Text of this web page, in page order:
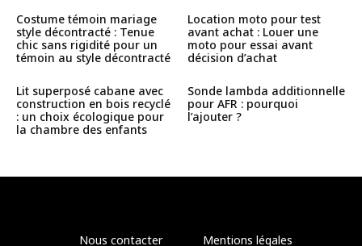
Costume témoin mariage
style décontracté : Tenue
chic sans rigidité pour un
témoin au style décontracté
Location moto pour test
avant achat : Louer une
moto pour essai avant
décision d’achat
Lit superposé cabane avec
construction en bois recyclé
: un choix écologique pour
la chambre des enfants
Sonde lambda additionnelle
pour AFR : pourquoi
l’ajouter ?
Nous contacter Mentions légales